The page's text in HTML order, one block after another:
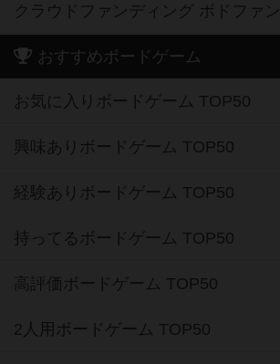
クラウドファンディング ボドファン
おすすめボードゲーム
お気に入りボードゲーム TOP50
興味ありボードゲーム TOP50
経験ありボードゲーム TOP50
持ってるボードゲーム TOP50
高評価ボードゲーム TOP50
2人用ボードゲーム TOP50